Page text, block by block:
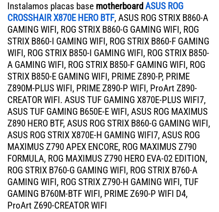
Instalamos placas base motherboardASUS ROG
CROSSHAIR X870E HERO BTF, ASUS ROG STRIX B860-A
GAMING WIFI, ROG STRIX B860-G GAMING WIFI, ROG
STRIX B860-I GAMING WIFI, ROG STRIX B860-F GAMING
WIFI, ROG STRIX B850-I GAMING WIFI, ROG STRIX B850-
A GAMING WIFI, ROG STRIX B850-F GAMING WIFI, ROG
STRIX B850-E GAMING WIFI, PRIME Z890-P, PRIME
Z890M-PLUS WIFI, PRIME Z890-P WIFI, ProArt Z890-
CREATOR WIFI. ASUS TUF GAMING X870E-PLUS WIFI7,
ASUS TUF GAMING B650E-E WIFI, ASUS ROG MAXIMUS
Z890 HERO BTF, ASUS ROG STRIX B860-G GAMING WIFI,
ASUS ROG STRIX X870E-H GAMING WIFI7, ASUS ROG
MAXIMUS Z790 APEX ENCORE, ROG MAXIMUS Z790
FORMULA, ROG MAXIMUS Z790 HERO EVA-02 EDITION,
ROG STRIX B760-G GAMING WIFI, ROG STRIX B760-A
GAMING WIFI, ROG STRIX Z790-H GAMING WIFI, TUF
GAMING B760M-BTF WIFI, PRIME Z690-P WIFI D4,
ProArt Z690-CREATOR WIFI